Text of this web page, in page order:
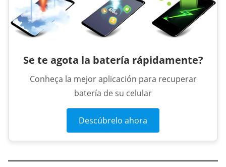
Se te agota la batería rápidamente?
Conheça la mejor aplicación para recuperar
batería de su celular
Descúbrelo ahora